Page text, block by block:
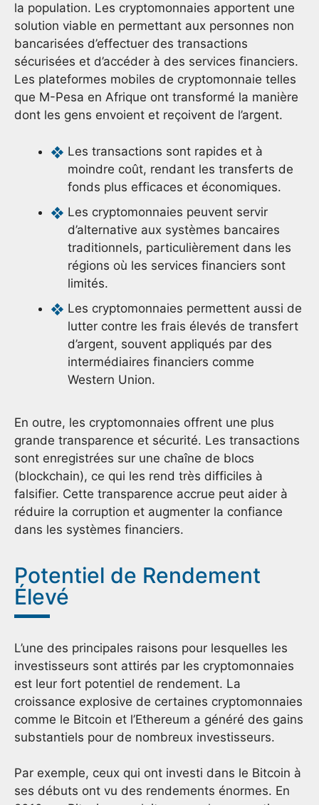
la population. Les cryptomonnaies apportent une
solution viable en permettant aux personnes non
bancarisées d’effectuer des transactions
sécurisées et d’accéder à des services financiers.
Les plateformes mobiles de cryptomonnaie telles
que M-Pesa en Afrique ont transformé la manière
dont les gens envoient et reçoivent de l’argent.
Les transactions sont rapides et à
moindre coût, rendant les transferts de
fonds plus efficaces et économiques.
Les cryptomonnaies peuvent servir
d’alternative aux systèmes bancaires
traditionnels, particulièrement dans les
régions où les services financiers sont
limités.
Les cryptomonnaies permettent aussi de
lutter contre les frais élevés de transfert
d’argent, souvent appliqués par des
intermédiaires financiers comme
Western Union.
En outre, les cryptomonnaies offrent une plus
grande transparence et sécurité. Les transactions
sont enregistrées sur une chaîne de blocs
(blockchain), ce qui les rend très difficiles à
falsifier. Cette transparence accrue peut aider à
réduire la corruption et augmenter la confiance
dans les systèmes financiers.
Potentiel de Rendement
Élevé
L’une des principales raisons pour lesquelles les
investisseurs sont attirés par les cryptomonnaies
est leur fort potentiel de rendement. La
croissance explosive de certaines cryptomonnaies
comme le Bitcoin et l’Ethereum a généré des gains
substantiels pour de nombreux investisseurs.
Par exemple, ceux qui ont investi dans le Bitcoin à
ses débuts ont vu des rendements énormes. En